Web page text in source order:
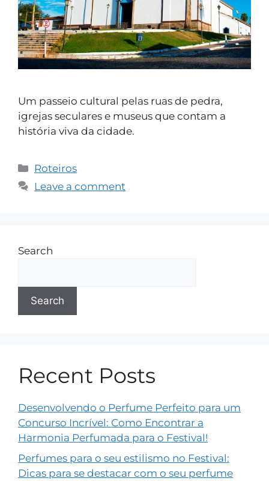
Um passeio cultural pelas ruas de pedra,
igrejas seculares e museus que contam a
história viva da cidade.
Roteiros
Leave a comment
Search
Search
Recent Posts
Desenvolvendo o Perfume Perfeito para um
Concurso Incrível: Como Encontrar a
Harmonia Perfumada para o Festival!
Perfumes para o seu estilismo no Festival:
Dicas para se destacar com o seu perfume